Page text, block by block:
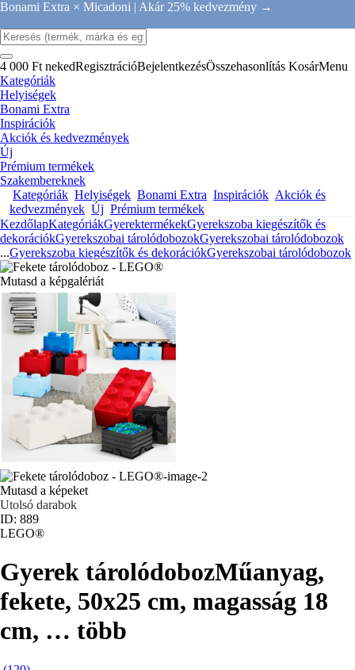
Bonami Extra × Micadoni | Akár 25% kedvezmény →
4 000 Ft nekedRegisztrációBejelentkezésÖsszehasonlítás KosárMenu
Kategóriák
Helyiségek
Bonami Extra
Inspirációk
Akciók és kedvezmények
Új
Prémium termékek
Szakembereknek
Kategóriák Helyiségek Bonami Extra Inspirációk Akciók és
kedvezmények Új Prémium termékek
KezdőlapKategóriákGyerektermékekGyerekszoba kiegészítők és
dekorációkGyerekszobai tárolódobozokGyerekszobai tárolódobozok
...Gyerekszoba kiegészítők és dekorációkGyerekszobai tárolódobozok
Mutasd a képgalériát
Mutasd a képeket
Utolsó darabok
ID: 889
LEGO®
Gyerek tárolódobozMűanyag,
fekete, 50x25 cm, magasság 18
cm, … több